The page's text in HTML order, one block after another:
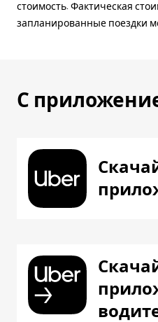
стоимость. Фактическая
запланированные поездки
С